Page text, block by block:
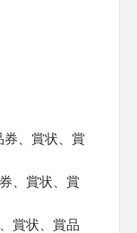
、賞状、賞
、賞状、賞
賞状、賞品